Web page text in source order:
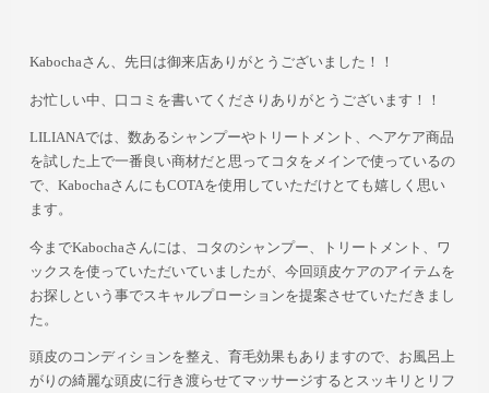
Kabochaさん、先日は御来店ありがとうございました！！
お忙しい中、口コミを書いてくださりありがとうございます！！
LILIANAでは、数あるシャンプーやトリートメント、ヘアケア商品
を試した上で一番良い商材だと思ってコタをメインで使っているの
で、KabochaさんにもCOTAを使用していただけとても嬉しく思い
ます。
今までKabochaさんには、コタのシャンプー、トリートメント、ワ
ックスを使っていただいていましたが、今回頭皮ケアのアイテムを
お探しという事でスキャルプローションを提案させていただきまし
た。
頭皮のコンディションを整え、育毛効果もありますので、お風呂上
がりの綺麗な頭皮に行き渡らせてマッサージするとスッキリとリフ